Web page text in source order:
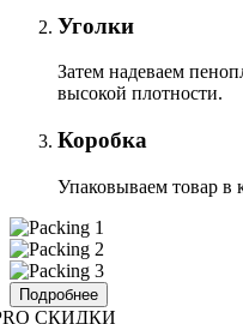
Уголки
Затем надеваем
высокой плотности.
Коробка
Упаковываем товар в
Подробнее
СКИДКИ